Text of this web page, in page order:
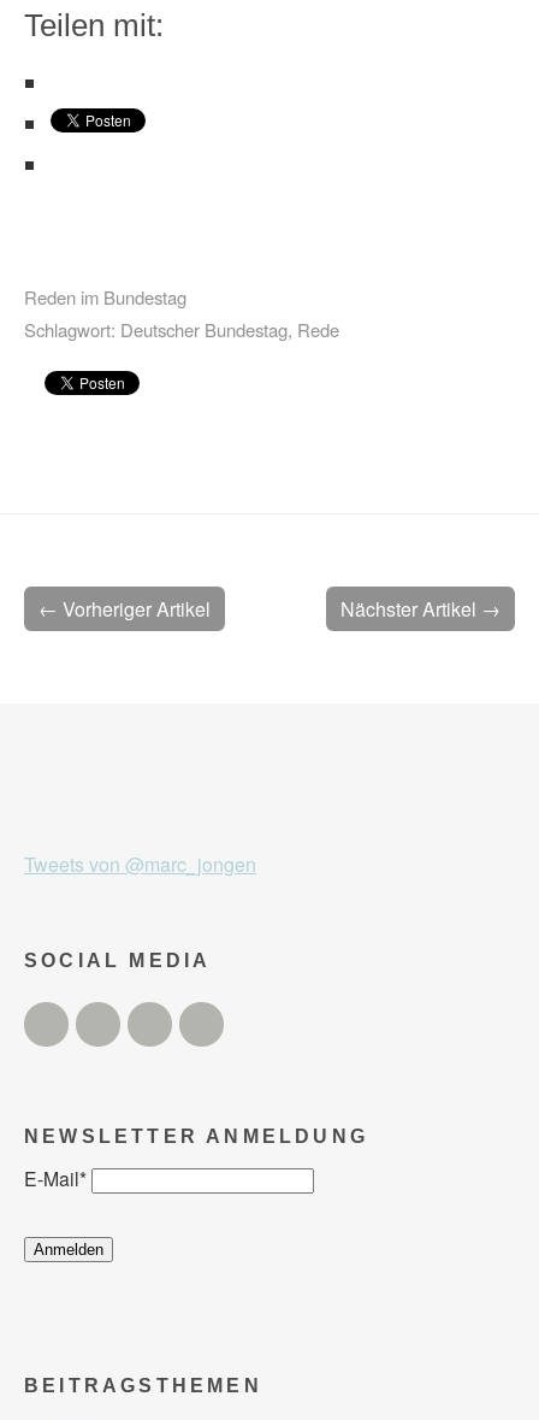
Teilen mit:
Reden im Bundestag
Schlagwort: Deutscher Bundestag, Rede
Nächster Artikel →
← Vorheriger Artikel
Tweets von @marc_jongen
SOCIAL MEDIA
Twitter FacebookInstagram
NEWSLETTER ANMELDUNG
E-Mail*
BEITRAGSTHEMEN